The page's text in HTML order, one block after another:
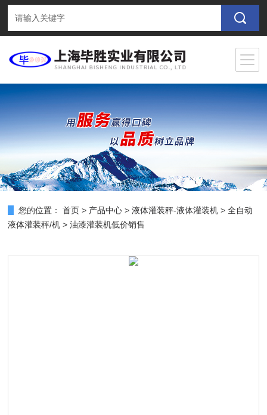
您的位置： 首页 > 产品中心 >液体灌装秤-液体灌装机 >全自动
液体灌装秤/机 > 油漆灌装机低价销售